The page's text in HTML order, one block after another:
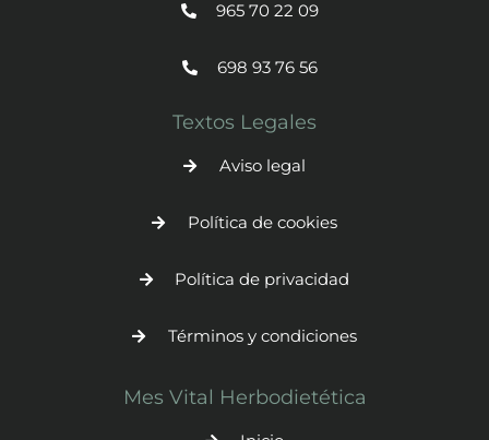
965 70 22 09
698 93 76 56
Textos Legales
Aviso legal
Política de cookies
Política de privacidad
Términos y condiciones
Mes Vital Herbodietética